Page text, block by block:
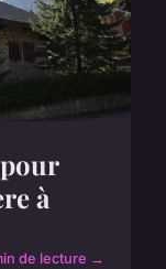
à
de lecture →